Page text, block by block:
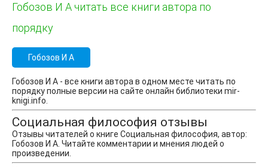
Гобозов И А читать все книги автора по
порядку
Гобозов И А
Гобозов И А - все книги автора в одном месте читать по
порядку полные версии на сайте онлайн библиотеки mir-
knigi.info.
Социальная философия отзывы
Отзывы читателей о книге Социальная философия, автор:
Гобозов И А. Читайте комментарии и мнения людей о
произведении.